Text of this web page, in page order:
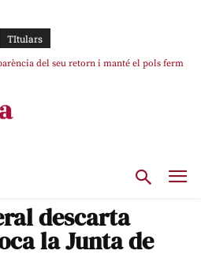
TItulars
del seu retorn i manté el pols ferm
un “efecte crida” massiu per la seva
descarta
la Junta de